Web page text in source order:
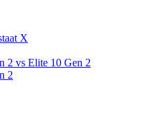
X
2 vs Elite 10 Gen 2
2